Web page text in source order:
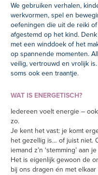
We gebruiken verhalen,
werkvormen, spel en
oefeningen die uit de reiki
afgestemd op het kind.
met een winddoek of het
op spannende momenten.
veilig, vertrouwd en vrolijk
soms ook een traantje.
WAT IS ENERGETISCH?
Iedereen voelt energie –
zo.
Je kent het vast: je komt
het gezellig is… of juist niet.
iemand z’n ‘stemming’ aan
Het is eigenlijk gewoon de
bij ons dragen én met